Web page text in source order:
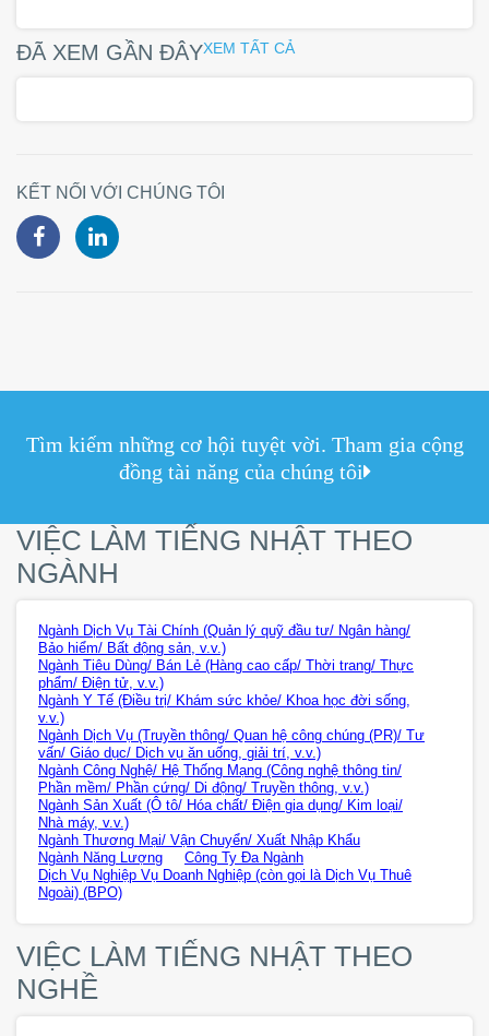
ĐÃ XEM GẦN ĐÂYXEM TẤT CẢ
KẾT NỐI VỚI CHÚNG TÔI
Tìm kiếm những cơ hội tuyệt vời. Tham gia cộng
đồng tài năng của chúng tôi
VIỆC LÀM TIẾNG NHẬT THEO
NGÀNH
Ngành Dịch Vụ Tài Chính (Quản lý quỹ đầu tư/ Ngân hàng/
Bảo hiểm/ Bất động sản, v.v.)
Ngành Tiêu Dùng/ Bán Lẻ (Hàng cao cấp/ Thời trang/ Thực
phẩm/ Điện tử, v.v.)
Ngành Y Tế (Điều trị/ Khám sức khỏe/ Khoa học đời sống,
v.v.)
Ngành Dịch Vụ (Truyền thông/ Quan hệ công chúng (PR)/ Tư
vấn/ Giáo dục/ Dịch vụ ăn uống, giải trí, v.v.)
Ngành Công Nghệ/ Hệ Thống Mạng (Công nghệ thông tin/
Phần mềm/ Phần cứng/ Di động/ Truyền thông, v.v.)
Ngành Sản Xuất (Ô tô/ Hóa chất/ Điện gia dụng/ Kim loại/
Nhà máy, v.v.)
Ngành Thương Mại/ Vận Chuyển/ Xuất Nhập Khẩu
Ngành Năng Lượng
Công Ty Đa Ngành
Dịch Vụ Nghiệp Vụ Doanh Nghiệp (còn gọi là Dịch Vụ Thuê
Ngoài) (BPO)
VIỆC LÀM TIẾNG NHẬT THEO
NGHỀ